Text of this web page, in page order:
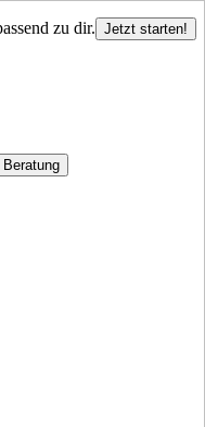
zu dir. Jetzt starten!